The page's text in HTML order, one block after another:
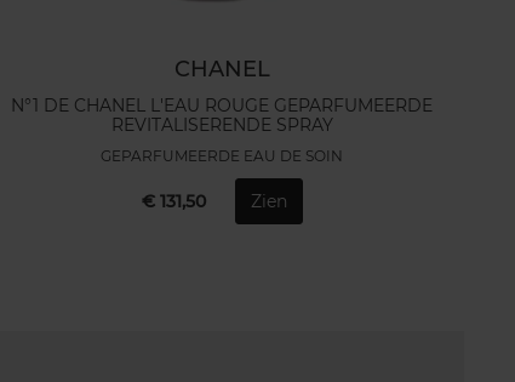
CHANEL
N°1 DE CHANEL L'EAU ROUGE GEPARFUMEERDE
REVITALISERENDE SPRAY
GEPARFUMEERDE EAU DE SOIN
€ 131,50 Zien